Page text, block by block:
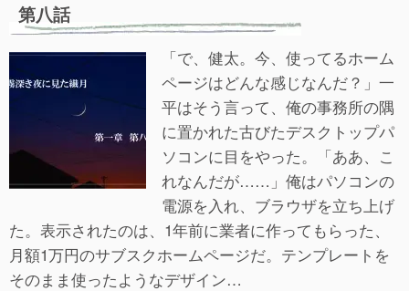
第八話
「で、健太。今、使ってるホーム
ページはどんな感じなんだ？」一
平はそう言って、俺の事務所の隅
に置かれた古びたデスクトップパ
ソコンに目をやった。「ああ、こ
れなんだが……」俺はパソコンの
電源を入れ、ブラウザを立ち上げ
た。表示されたのは、1年前に業者に作ってもらった、
月額1万円のサブスクホームページだ。テンプレートを
そのまま使ったようなデザイン…